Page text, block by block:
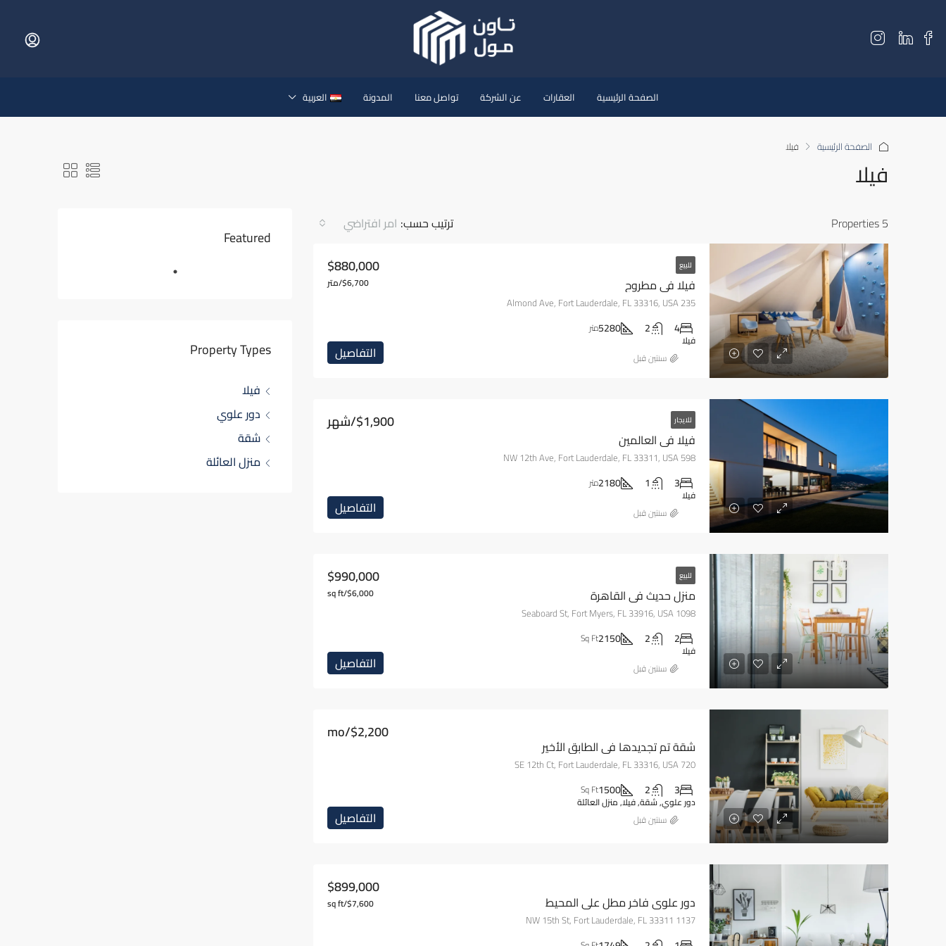
الصفحة الرئيسية العقارات عن الشركة تواصل معنا المدونة العربية
الصفحة الرئيسية فيلا
فيلا
5 Properties ترتيب حسب: امر افتراضي
للبيع
فيلا في مطروح
$880,000
$6,700/متر
235 Almond Ave, Fort Lauderdale, FL 33316, USA
4
2
5280متر
فيلا
التفاصيل ‏سنتين قبل
للايجار
فيلا في العالمين
$1,900/شهر
598 NW 12th Ave, Fort Lauderdale, FL 33311, USA
3
1
2180متر
فيلا
التفاصيل ‏سنتين قبل
للبيع
منزل حديث في القاهرة
$990,000
$6,000/sq ft
1098 Seaboard St, Fort Myers, FL 33916, USA
2
2
2150
Sq Ft
فيلا
التفاصيل ‏سنتين قبل
شقة تم تجديدها في الطابق الأخير
$2,200/mo
720 SE 12th Ct, Fort Lauderdale, FL 33316, USA
3
2
1500
Sq Ft
دور علوي, شقة, فيلا, منزل العائلة
التفاصيل ‏سنتين قبل
دور علوي فاخر مطل على المحيط
$899,000
$7,600/sq ft
1137 NW 15th St, Fort Lauderdale, FL 33311
Featured
Property Types
فيلا
دور علوي
شقة
منزل العائلة